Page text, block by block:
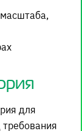
для